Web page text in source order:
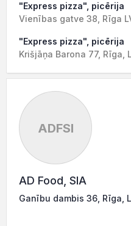
"Express pizza", picērija
Vienības gatve 38, Rīga
"Express pizza", picērija
Krišjāņa Barona 77, Rīga,
ADFSI
AD Food, SIA
Ganību dambis 36, Rīga,